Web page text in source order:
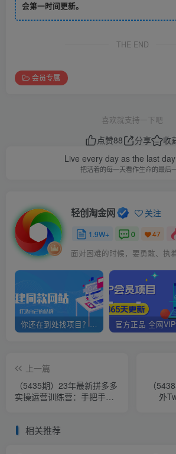
会第一时间更新。
THE END
会员专属
喜欢就支持一下吧
点赞88 分享
收
Live every day as the last
把活着的每一天看作生命的最后
轻创淘金网 关注
1.9W+ 0 47
你还在到处找项目？还在当韭菜？我靠网创资源站一个月赚5万+，曾经我也是个失败者。
上一篇
（5435期）23年最新拼多多
实操运营训练营：手把手带
（
外
相关推荐